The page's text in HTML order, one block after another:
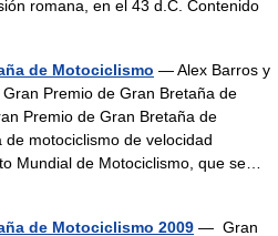
romana, en el 43 d.C. Contenido
de Motociclismo — Alex Barros y
Premio de Gran Bretaña de
Premio de Gran Bretaña de
motociclismo de velocidad
Mundial de Motociclismo, que se…
de Motociclismo 2009 — Gran